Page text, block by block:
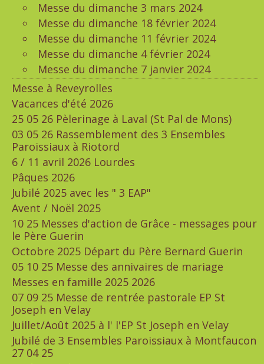
Messe du dimanche 3 mars 2024
Messe du dimanche 18 février 2024
Messe du dimanche 11 février 2024
Messe du dimanche 4 février 2024
Messe du dimanche 7 janvier 2024
Messe à Reveyrolles
Vacances d'été 2026
25 05 26 Pèlerinage à Laval (St Pal de Mons)
03 05 26 Rassemblement des 3 Ensembles
Paroissiaux à Riotord
6 / 11 avril 2026 Lourdes
Pâques 2026
Jubilé 2025 avec les " 3 EAP"
Avent / Noël 2025
10 25 Messes d'action de Grâce - messages pour
le Père Guerin
Octobre 2025 Départ du Père Bernard Guerin
05 10 25 Messe des annivaires de mariage
Messes en famille 2025 2026
07 09 25 Messe de rentrée pastorale EP St
Joseph en Velay
Juillet/Août 2025 à l' l'EP St Joseph en Velay
Jubilé de 3 Ensembles Paroissiaux à Montfaucon
27 04 25